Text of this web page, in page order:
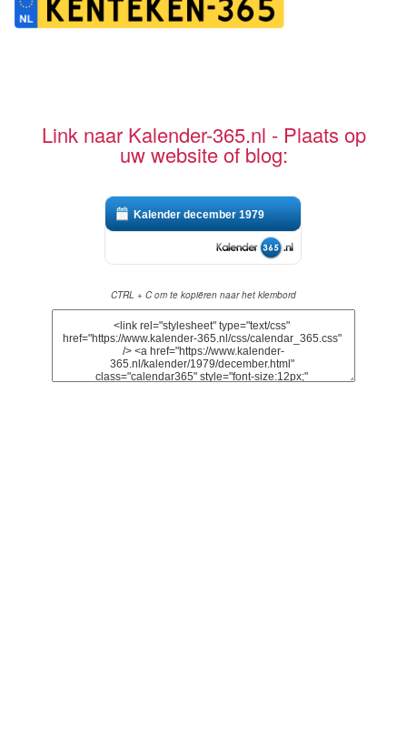
Link naar Kalender-365.nl - Plaats op
uw website of blog:
Kalender december 1979
CTRL + C om te kopiëren naar het klembord